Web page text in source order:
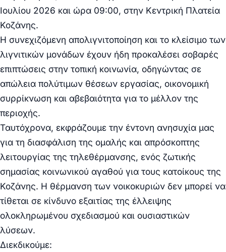
Ιουλίου 2026 και ώρα 09:00, στην Κεντρική Πλατεία
Κοζάνης.
Η συνεχιζόμενη απολιγνιτοποίηση και το κλείσιμο των
λιγνιτικών μονάδων έχουν ήδη προκαλέσει σοβαρές
επιπτώσεις στην τοπική κοινωνία, οδηγώντας σε
απώλεια πολύτιμων θέσεων εργασίας, οικονομική
συρρίκνωση και αβεβαιότητα για το μέλλον της
περιοχής.
Ταυτόχρονα, εκφράζουμε την έντονη ανησυχία μας
για τη διασφάλιση της ομαλής και απρόσκοπτης
λειτουργίας της τηλεθέρμανσης, ενός ζωτικής
σημασίας κοινωνικού αγαθού για τους κατοίκους της
Κοζάνης. Η θέρμανση των νοικοκυριών δεν μπορεί να
τίθεται σε κίνδυνο εξαιτίας της έλλειψης
ολοκληρωμένου σχεδιασμού και ουσιαστικών
λύσεων.
Διεκδικούμε: